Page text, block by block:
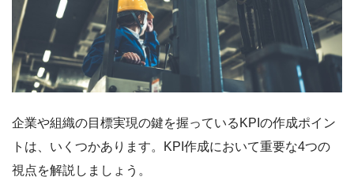
企業や組織の目標実現の鍵を握っているKPIの作成ポイン
トは、いくつかあります。KPI作成において重要な4つの
視点を解説しましょう。